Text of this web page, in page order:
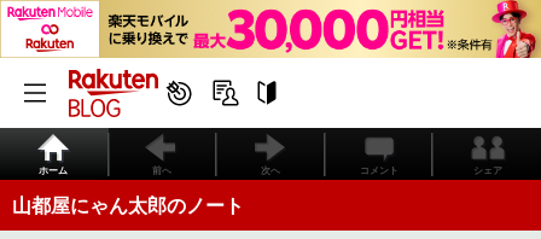
ホーム 前へ 次へ コメント シェア
山都屋にゃん太郎のノート